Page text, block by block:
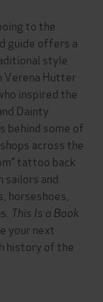
to the
guide offers a
style
Verena Hutter
inspired the
Dainty
behind some of
across the
tattoo back
sailors and
horseshoes,
This Is a Book
your next
history of the